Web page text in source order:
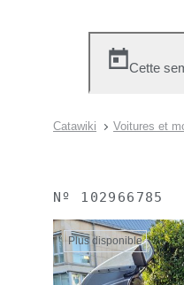
Cette
Catawiki Voitures et
Nº 102966785
Plus disponible